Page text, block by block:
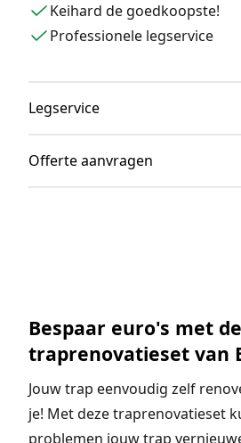
Keihard de goedkoopste!
Professionele legservice
Legservice
Offerte aanvragen
Bespaar euro's met de
traprenovatieset van
Jouw trap eenvoudig zelf
je! Met deze traprenovatieset
problemen jouw trap